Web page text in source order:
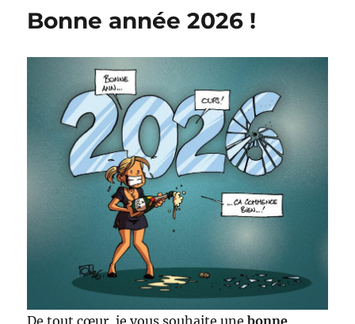
Bonne année 2026 !